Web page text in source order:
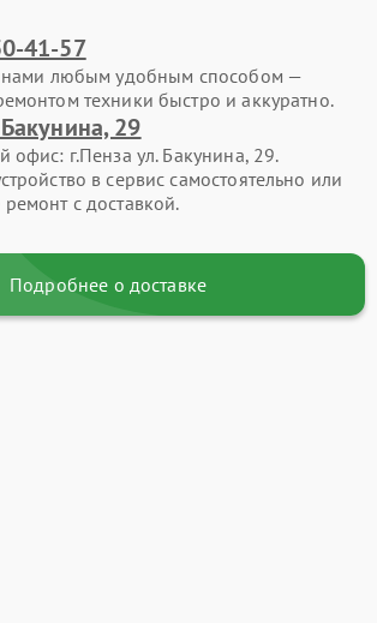
41-57
нами любым удобным способом —
техники быстро и аккуратно.
29
офис: г.Пенза ул. Бакунина, 29.
в сервис самостоятельно или
с доставкой.
Подробнее о доставке